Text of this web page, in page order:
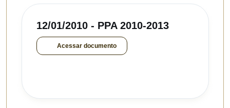
12/01/2010 - PPA 2010-2013
Acessar documento